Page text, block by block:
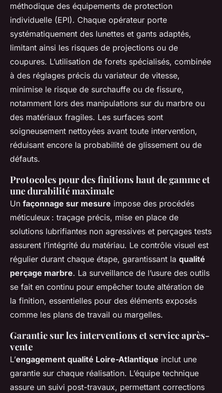
méthodique des équipements de protection
individuelle (EPI). Chaque opérateur porte
systématiquement des lunettes et gants adaptés,
limitant ainsi les risques de projections ou de
coupures. L’utilisation de forets spécialisés, combinée
à des réglages précis du variateur de vitesse,
minimise le risque de surchauffe ou de fissure,
notamment lors des manipulations sur du marbre ou
des matériaux fragiles. Les surfaces sont
soigneusement nettoyées avant toute intervention,
réduisant encore la probabilité de glissement ou de
défauts.
Protocoles pour des finitions haut de gamme et
une durabilité maximale
Un façonnage sur mesure impose des procédés
méticuleux : traçage précis, mise en place de
solutions lubrifiantes non agressives et perçages tests
assurent l’intégrité du matériau. Le contrôle visuel est
régulier durant chaque étape, garantissant la qualité
perçage marbre. La surveillance de l’usure des outils
se fait en continu pour empêcher toute altération de
la finition, essentielles pour des éléments exposés
comme les plans de travail ou margelles.
Garantie sur les interventions et service après-
vente
L’engagement qualité Loire-Atlantique inclut une
garantie sur chaque réalisation. L’équipe technique
assure un suivi post-travaux, permettant corrections